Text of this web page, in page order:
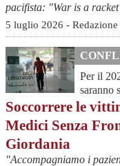
pacifista: "War is a
5 luglio 2026 - Redazione
Per il
saranno
Soccorrere le
Medici Senza
Giordania
"Accompagniamo i